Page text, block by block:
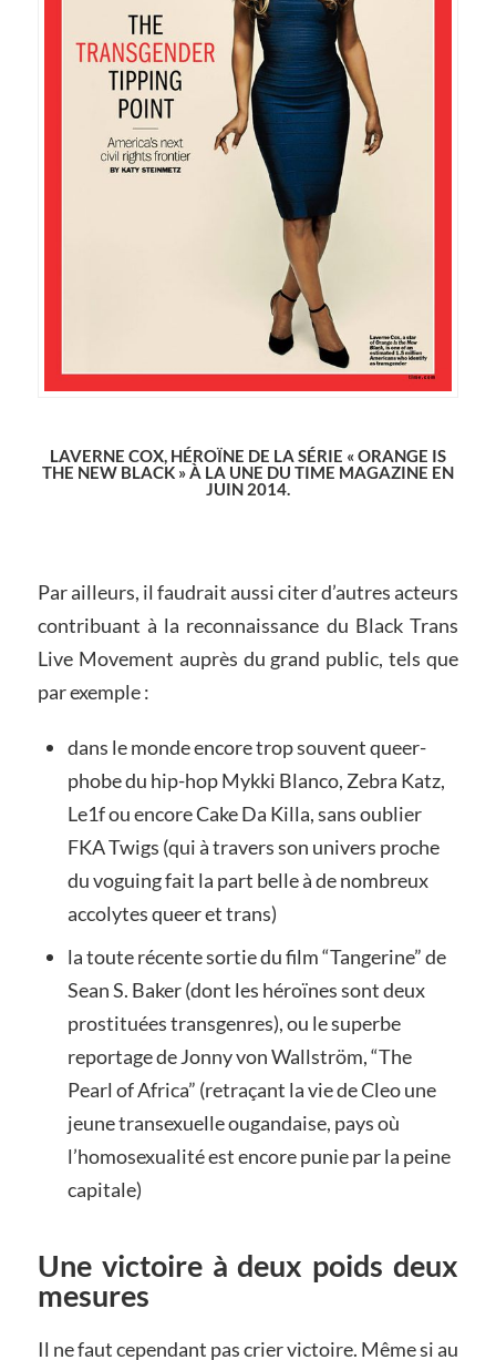
LAVERNE COX, HÉROÏNE DE LA SÉRIE « ORANGE IS
THE NEW BLACK » À LA UNE DU TIME MAGAZINE EN
JUIN 2014.
Par ailleurs, il faudrait aussi citer d’autres acteurs
contribuant à la reconnaissance du Black Trans
Live Movement auprès du grand public, tels que
par exemple :
dans le monde encore trop souvent queer-
phobe du hip-hop Mykki Blanco, Zebra Katz,
Le1f ou encore Cake Da Killa, sans oublier
FKA Twigs (qui à travers son univers proche
du voguing fait la part belle à de nombreux
accolytes queer et trans)
la toute récente sortie du film “Tangerine” de
Sean S. Baker (dont les héroïnes sont deux
prostituées transgenres), ou le superbe
reportage de Jonny von Wallström, “The
Pearl of Africa” (retraçant la vie de Cleo une
jeune transexuelle ougandaise, pays où
l’homosexualité est encore punie par la peine
capitale)
Une victoire à deux poids deux
mesures
Il ne faut cependant pas crier victoire. Même si au